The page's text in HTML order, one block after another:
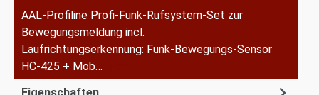
AAL-Profiline Profi-Funk-Rufsystem-Set zur
Bewegungsmeldung incl.
Laufrichtungserkennung: Funk-Bewegungs-Sensor
HC-425 + Mob…
Eigenschaften